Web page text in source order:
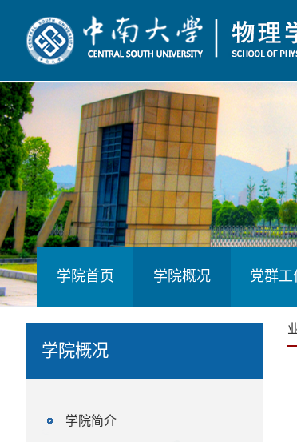
学院首页 学院概况 党群工
学院概况
学院简介